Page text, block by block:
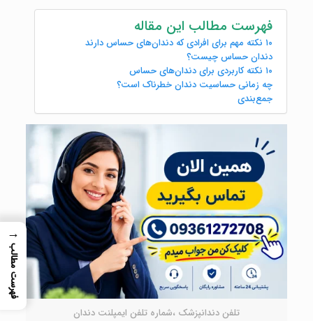
فهرست مطالب این مقاله
۱۰ نکته مهم برای افرادی که دندان‌های حساس دارند
دندان حساس چیست؟
۱۰ نکته کاربردی برای دندان‌های حساس
چه زمانی حساسیت دندان خطرناک است؟
جمع‌بندی
تلفن دندانپزشک ،شماره تلفن ایمپلنت دندان
→
فهرست مطالب